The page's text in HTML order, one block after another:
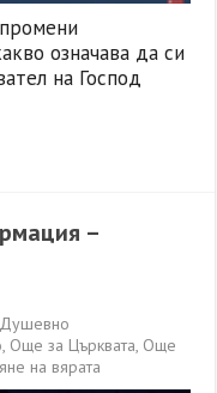
означава да си
на Господ
–
Душевно
, Още за Църквата, Още
на вярата